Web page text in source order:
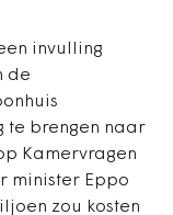
invulling
de
te brengen naar
Kamervragen
minister Eppo
zou kosten